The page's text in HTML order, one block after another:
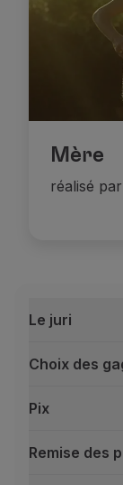
Mère
réalisé
Le juri
Choix des
Pix
Remise des